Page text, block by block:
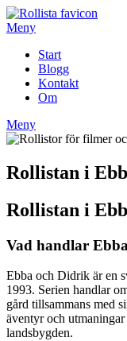
Hoppa
till
Meny
Start
Blogg
Kontakt
Om
Meny
Rollistan i
Rollistan i
Vad handlar
Ebba och Didrik är en
1993. Serien handlar
gård tillsammans med
äventyr och
landsbygden.